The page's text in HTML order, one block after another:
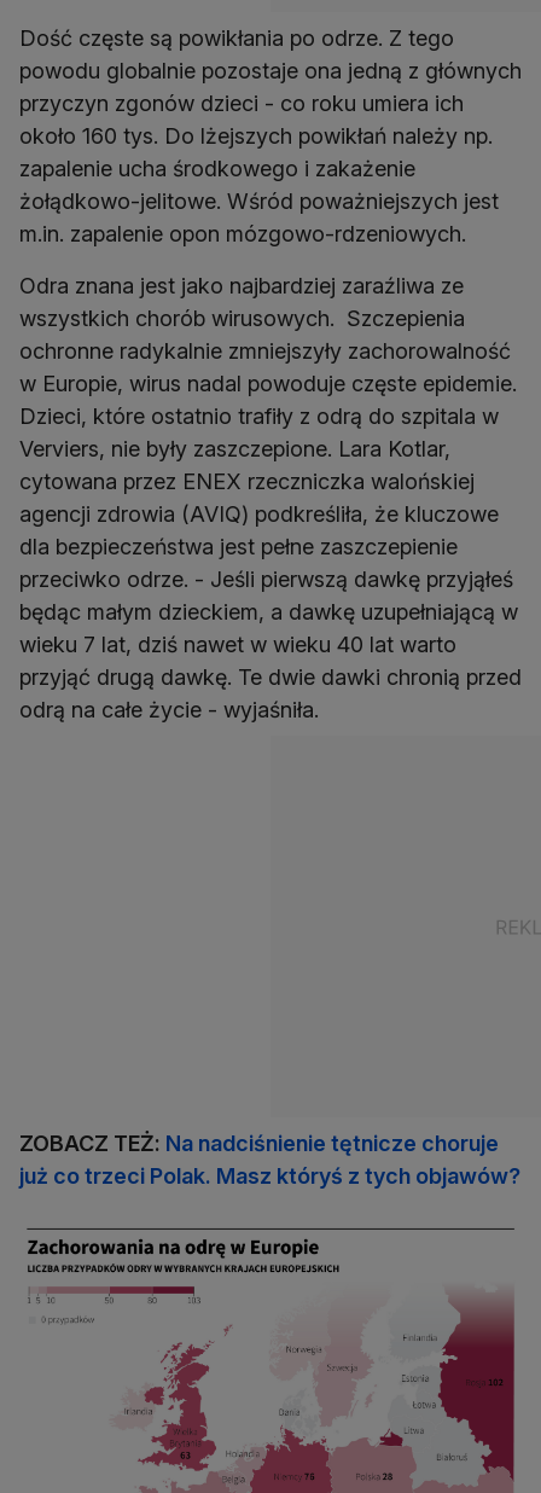
Dość częste są powikłania po odrze. Z tego
powodu globalnie pozostaje ona jedną z głównych
przyczyn zgonów dzieci - co roku umiera ich
około 160 tys. Do lżejszych powikłań należy np.
zapalenie ucha środkowego i zakażenie
żołądkowo-jelitowe. Wśród poważniejszych jest
m.in. zapalenie opon mózgowo-rdzeniowych.
Odra znana jest jako najbardziej zaraźliwa ze
wszystkich chorób wirusowych. Szczepienia
ochronne radykalnie zmniejszyły zachorowalność
w Europie, wirus nadal powoduje częste epidemie.
Dzieci, które ostatnio trafiły z odrą do szpitala w
Verviers, nie były zaszczepione. Lara Kotlar,
cytowana przez ENEX rzeczniczka walońskiej
agencji zdrowia (AVIQ) podkreśliła, że kluczowe
dla bezpieczeństwa jest pełne zaszczepienie
przeciwko odrze. - Jeśli pierwszą dawkę przyjąłeś
będąc małym dzieckiem, a dawkę uzupełniającą w
wieku 7 lat, dziś nawet w wieku 40 lat warto
przyjąć drugą dawkę. Te dwie dawki chronią przed
odrą na całe życie - wyjaśniła.
ZOBACZ TEŻ: Na nadciśnienie tętnicze choruje
już co trzeci Polak. Masz któryś z tych objawów?